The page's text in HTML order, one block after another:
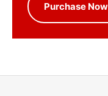
Purchase Now